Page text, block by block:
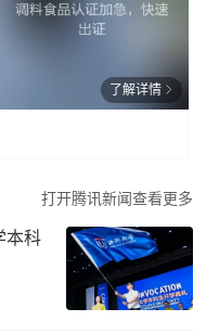
了解详情
打开腾讯新闻查看更多
本科